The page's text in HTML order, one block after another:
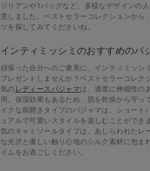
ジリアンやTバッグなど、多様なデザインの
意しました。ベストセラーコレクションから
ツを探してみてくださいね。
インティミッシミのおすすめのパ
頑張った自分へのご褒美に、インティミッシ
プレゼントしませんか？ベストセラーコレク
気の レディースパジャマは、適度に伸縮性の
用。保湿効果もあるため、肌を乾燥から守っ
イクな前開きタイプのパジャマは、ショート
ュアルで可愛いスタイルを楽しむことができ
気のキャミソールタイプは、あしらわれたレ
な光沢と優しい触り心地のシルク素材に包ま
イムをお過ごしください。